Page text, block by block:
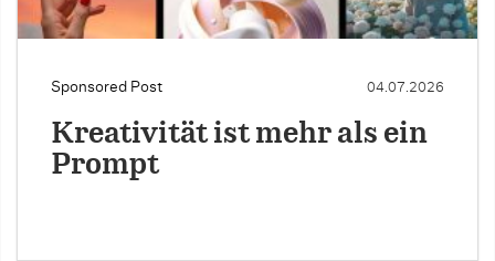
Sponsored Post 04.07.2026
Kreativität ist mehr als ein
Prompt